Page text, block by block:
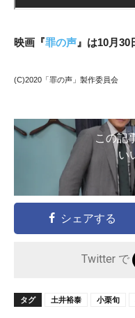
映画『罪の声 』は10月
(C)2020「罪の声」製作委員会
この記
い
シェアする
Twitter で
タグ 土井裕泰 小栗旬